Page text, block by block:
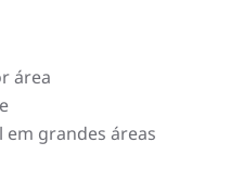
área
grandes áreas